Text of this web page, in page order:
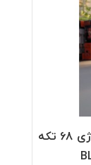
ست دریل و پیچ گوشتی شارژی 68 تکه